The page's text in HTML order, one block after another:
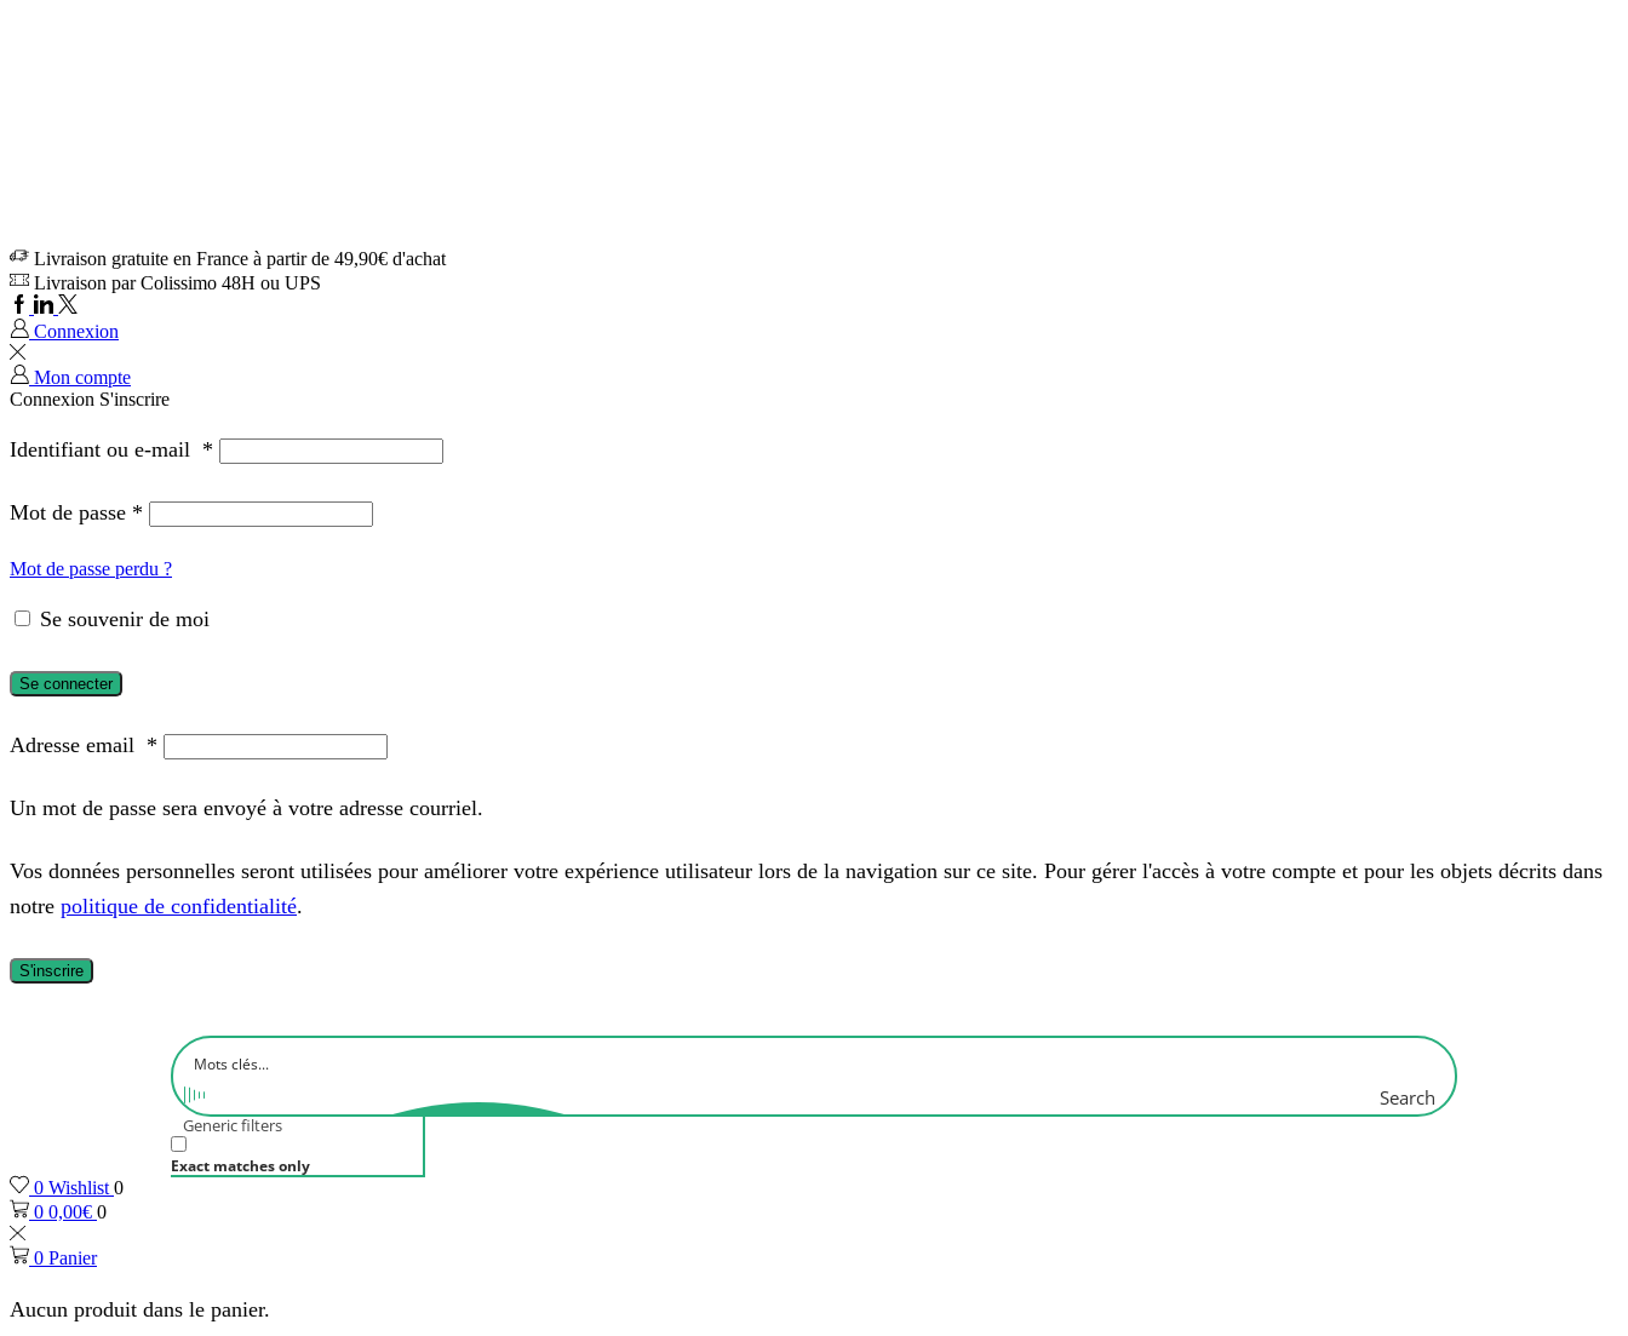
Livraison gratuite en France à partir de 49,90€ d'achat
Livraison par Colissimo 48H ou UPS
Connexion
Mon compte
Connexion S'inscrire
Identifiant ou e-mail *
Mot de passe *
Mot de passe perdu ?
Se souvenir de moi
Se connecter
Adresse email *
Un mot de passe sera envoyé à votre adresse courriel.
Vos données personnelles seront utilisées pour améliorer votre expérience utilisateur lors de la navigation sur ce site. Pour gérer l'accès à votre compte et pour les objets décrits dans
notre politique de confidentialité.
S'inscrire
Search
Generic filters
Exact matches only
0 Wishlist0
0 0,00€ 0
0 Panier
Aucun produit dans le panier.